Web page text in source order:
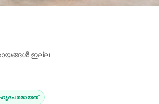
ഇല്ല